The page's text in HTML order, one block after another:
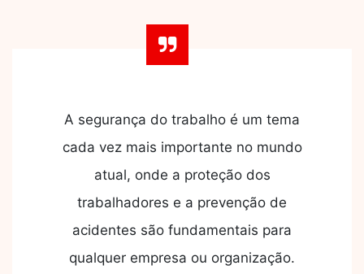
A segurança do trabalho é um tema
cada vez mais importante no mundo
atual, onde a proteção dos
trabalhadores e a prevenção de
acidentes são fundamentais para
qualquer empresa ou organização.